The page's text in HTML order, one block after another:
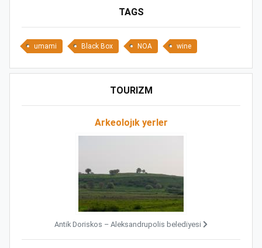
TAGS
umami Black Box NOA wine
TOURIZM
Arkeolojık yerler
Antik Doriskos – Aleksandrupolis belediyesi